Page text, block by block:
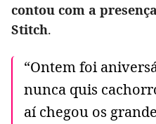
contou com a
Stitch.
“Ontem foi
nunca quis
aí chegou os